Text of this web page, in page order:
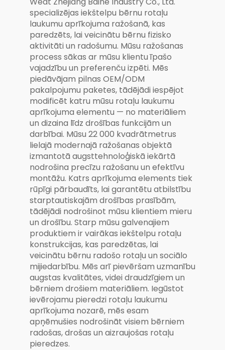
specializējas iekštelpu bērnu rotaļu
laukumu aprīkojuma ražošanā, kas
paredzēts, lai veicinātu bērnu fizisko
aktivitāti un radošumu. Mūsu ražošanas
process sākas ar mūsu klientu īpašo
vajadzību un preferenču izpēti. Mēs
piedāvājam pilnas OEM/ODM
pakalpojumu paketes, tādējādi iespējot
modificēt katru mūsu rotaļu laukumu
aprīkojuma elementu — no materiāliem
un dizaina līdz drošības funkcijām un
darbībai. Mūsu 22 000 kvadrātmetrus
lielajā modernajā ražošanas objektā
izmantotā augsttehnoloģiskā iekārtā
nodrošina precīzu ražošanu un efektīvu
montāžu. Katrs aprīkojuma elements tiek
rūpīgi pārbaudīts, lai garantētu atbilstību
starptautiskajām drošības prasībām,
tādējādi nodrošinot mūsu klientiem mieru
un drošību. Starp mūsu galvenajiem
produktiem ir vairākas iekštelpu rotaļu
konstrukcijas, kas paredzētas, lai
veicinātu bērnu radošo rotaļu un sociālo
mijiedarbību. Mēs arī pievēršam uzmanību
augstas kvalitātes, videi draudzīgiem un
bērniem drošiem materiāliem. Iegūstot
ievērojamu pieredzi rotaļu laukumu
aprīkojuma nozarē, mēs esam
apņēmušies nodrošināt visiem bērniem
radošas, drošas un aizraujošas rotaļu
pieredzes.